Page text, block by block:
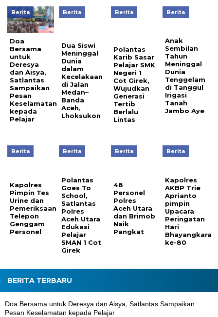
Berita
Doa
Bersama
untuk
Deresya
dan Aisya,
Satlantas
Sampaikan
Pesan
Keselamatan
kepada
Pelajar
Berita
Dua Siswi
Meninggal
Dunia
dalam
Kecelakaan
di Jalan
Medan–
Banda
Aceh,
Lhoksukon
Berita
Polantas
Karib Sasar
Pelajar SMK
Negeri 1
Cot Girek,
Wujudkan
Generasi
Tertib
Berlalu
Lintas
Berita
Anak
Sembilan
Tahun
Meninggal
Dunia
Tenggelam
di Tanggul
Irigasi
Tanah
Jambo Aye
Berita
Kapolres
Pimpin Tes
Urine dan
Pemeriksaan
Telepon
Genggam
Personel
Berita
Polantas
Goes To
School,
Satlantas
Polres
Aceh Utara
Edukasi
Pelajar
SMAN 1 Cot
Girek
Berita
48
Personel
Polres
Aceh Utara
dan Brimob
Naik
Pangkat
Berita
Kapolres
AKBP Trie
Aprianto
pimpin
Upacara
Peringatan
Hari
Bhayangkara
ke-80
BERITA TERBARU
Doa Bersama untuk Deresya dan Aisya, Satlantas Sampaikan
Pesan Keselamatan kepada Pelajar